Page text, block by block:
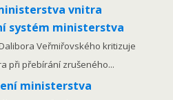
vnitra
systém ministerstva
Veřmiřovského kritizuje
při přebírání zrušeného...
ministerstva